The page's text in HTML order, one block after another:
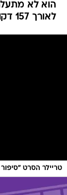
הוא לא
לאורך 157 דקותיו, הוא בעיקר משעמם
טריילר הסרט